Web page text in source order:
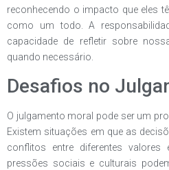
reconhecendo o impacto que eles
como um todo. A
capacidade de refletir sobre
quando necessário.
Desafios no
O julgamento moral pode ser um
Existem situações em que as
conflitos entre diferentes
pressões sociais e culturais